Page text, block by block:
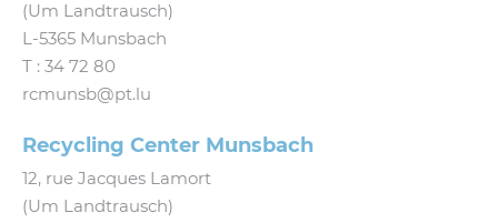
(Um Landtrausch)
L‑5365 Munsbach
T : 34 72 80
rcmunsb@​pt.​lu
Recycling Center Munsbach
12, rue Jacques Lamort
(Um Landtrausch)